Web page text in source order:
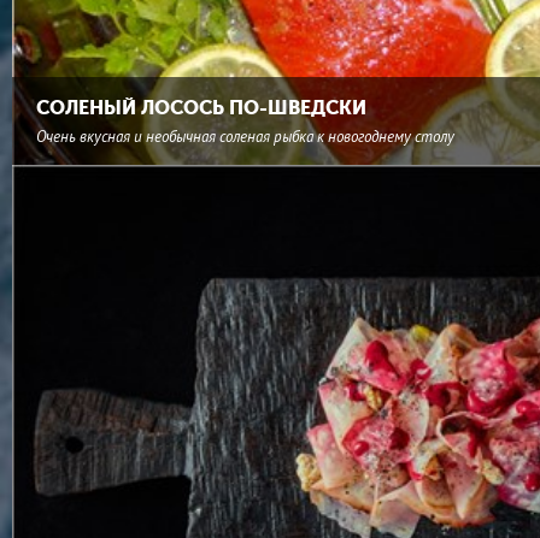
СОЛЕНЫЙ ЛОСОСЬ ПО-ШВЕДСКИ
Очень вкусная и необычная соленая рыбка к новогоднему столу